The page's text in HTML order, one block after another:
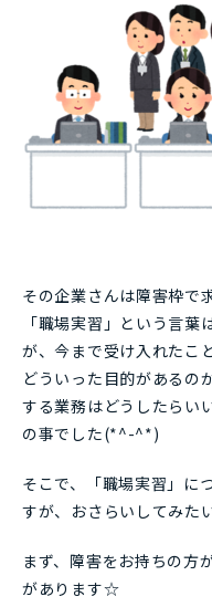
その企業さんは障害枠で
「職場実習」という言
が、今まで受け入れたこ
どういった目的があるの
する業務はどうしたらい
の事でした(*^-^*)
そこで、「職場実習」に
すが、おさらいしてみた
まず、障害をお持ちの方
があります☆